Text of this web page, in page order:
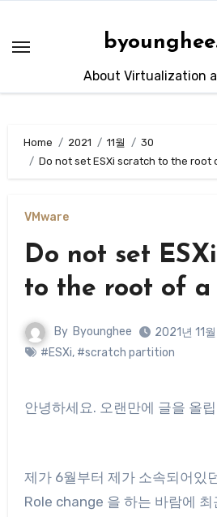
content
About Virtualization
Home 2021 11월
30
Do not set ESXi scratch to the root
VMware
Do not set
to the root of a
By Byounghee
2021년 11
#ESXi, #scratch partition
안녕하세요. 오랜만에 글을 올
제가 6월부터 제가 소속되어있
Role change 을 하는 바람에 최